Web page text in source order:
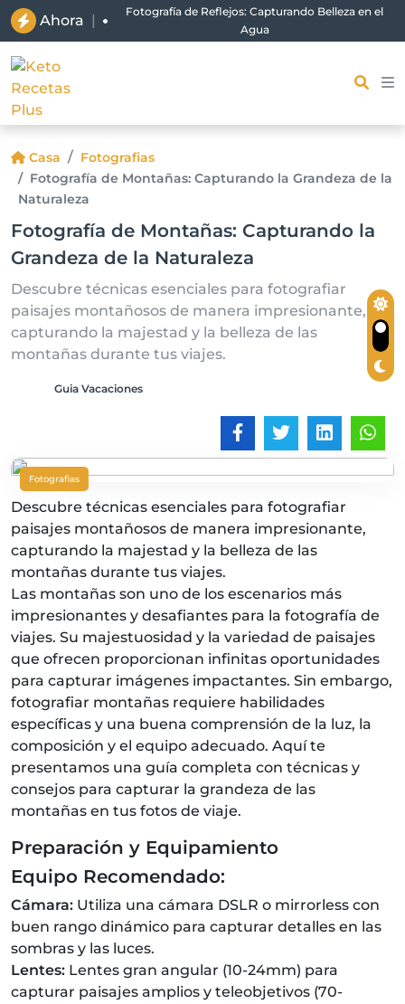
Ahora |
Fotografía de Reflejos: Capturando Belleza en el
Agua
Casa
Fotografias
Fotografía de Montañas: Capturando la Grandeza de la
Naturaleza
Fotografía de Montañas: Capturando la
Grandeza de la Naturaleza
Descubre técnicas esenciales para fotografiar
paisajes montañosos de manera impresionante,
capturando la majestad y la belleza de las
montañas durante tus viajes.
Guia Vacaciones
Fotografias
Descubre técnicas esenciales para fotografiar
paisajes montañosos de manera impresionante,
capturando la majestad y la belleza de las
montañas durante tus viajes.
Las montañas son uno de los escenarios más
impresionantes y desafiantes para la fotografía de
viajes. Su majestuosidad y la variedad de paisajes
que ofrecen proporcionan infinitas oportunidades
para capturar imágenes impactantes. Sin embargo,
fotografiar montañas requiere habilidades
específicas y una buena comprensión de la luz, la
composición y el equipo adecuado. Aquí te
presentamos una guía completa con técnicas y
consejos para capturar la grandeza de las
montañas en tus fotos de viaje.
Preparación y Equipamiento
Equipo Recomendado:
Cámara: Utiliza una cámara DSLR o mirrorless con
buen rango dinámico para capturar detalles en las
sombras y las luces.
Lentes: Lentes gran angular (10-24mm) para
capturar paisajes amplios y teleobjetivos (70-